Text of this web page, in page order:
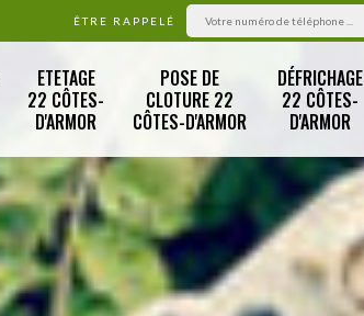
ÊTRE RAPPELÉ
ETETAGE
22 CÔTES-
D'ARMOR
POSE DE
CLOTURE 22
CÔTES-D'ARMOR
DÉFRICHAGE
22 CÔTES-
D'ARMOR